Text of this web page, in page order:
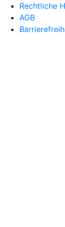
Rechtliche
AGB